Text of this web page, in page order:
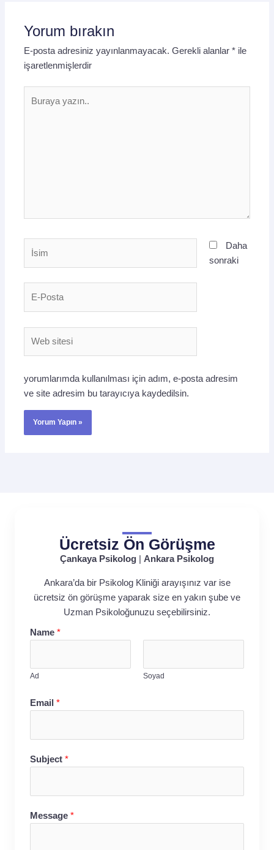
Yorum bırakın
E-posta adresiniz yayınlanmayacak. Gerekli alanlar* ile
işaretlenmişlerdir
yazın..
Daha
sonraki
yorumlarımda kullanılması için adım, e-posta adresim
ve site adresim bu tarayıcıya kaydedilsin.
Ücretsiz Ön Görüşme
Çankaya Psikolog Ankara Psikolog
Ankara’da bir Psikolog Kliniği arayışınız var ise
ücretsiz ön görüşme yaparak size en yakın şube ve
Uzman Psikoloğunuzu seçebilirsiniz.
Name *
Ad Soyad
Email *
Subject *
Message *